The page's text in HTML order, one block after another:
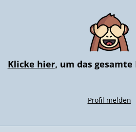
Klicke hier, um das
Profil melden